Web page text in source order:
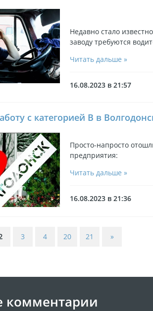
Недавно стало
заводу требуются
Читать дальше »
16.08.2023 в 21:57
с категорией B в
Просто-напросто
предприятия:
Читать дальше »
16.08.2023 в 21:36
3 4 20 21 »
комментарии